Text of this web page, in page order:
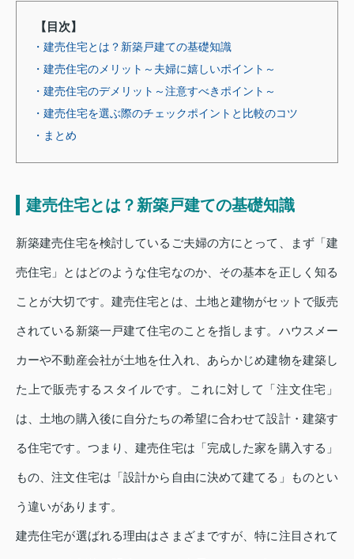
【目次】
・建売住宅とは？新築戸建ての基礎知識
・建売住宅のメリット～夫婦に嬉しいポイント～
・建売住宅のデメリット～注意すべきポイント～
・建売住宅を選ぶ際のチェックポイントと比較のコツ
・まとめ
建売住宅とは？新築戸建ての基礎知識
新築建売住宅を検討しているご夫婦の方にとって、まず「建
売住宅」とはどのような住宅なのか、その基本を正しく知る
ことが大切です。建売住宅とは、土地と建物がセットで販売
されている新築一戸建て住宅のことを指します。ハウスメー
カーや不動産会社が土地を仕入れ、あらかじめ建物を建築し
た上で販売するスタイルです。これに対して「注文住宅」
は、土地の購入後に自分たちの希望に合わせて設計・建築す
る住宅です。つまり、建売住宅は「完成した家を購入する」
もの、注文住宅は「設計から自由に決めて建てる」ものとい
う違いがあります。
建売住宅が選ばれる理由はさまざまですが、特に注目されて